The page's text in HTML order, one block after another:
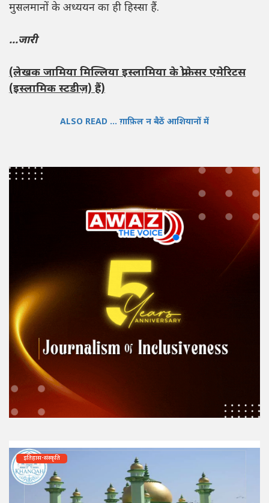
मुसलमानों के अध्ययन का ही हिस्सा हैं.
...जारी
(लेखक जामिया मिल्लिया इस्लामिया के प्रोफेसर एमेरिटस
(इस्लामिक स्टडीज़) हैं)
ALSO READ ... ग़ाफ़िल न बैठें आशियानों में
इतिहास-संस्कृति